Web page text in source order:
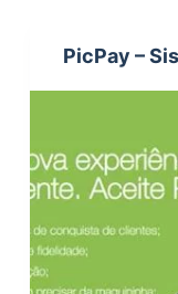
PicPay –